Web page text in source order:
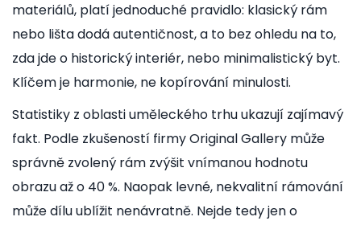
materiálů, platí jednoduché pravidlo: klasický rám
nebo lišta dodá autentičnost, a to bez ohledu na to,
zda jde o historický interiér, nebo minimalistický byt.
Klíčem je harmonie, ne kopírování minulosti.
Statistiky z oblasti uměleckého trhu ukazují zajímavý
fakt. Podle zkušeností firmyOriginal Gallery může
správně zvolený rám zvýšit vnímanou hodnotu
obrazu až o 40 %. Naopak levné, nekvalitní rámování
může dílu ublížit nenávratně. Nejde tedy jen o